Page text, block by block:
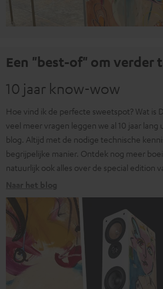
Een "best-of" om verder
10 jaar know-wow
Hoe vind ik de perfecte sweetspot? Wat is
veel meer vragen leggen we al 10 jaar
blog. Altijd met de nodige technische
begrijpelijke manier. Ontdek nog meer
natuurlijk ook alles over de special edition